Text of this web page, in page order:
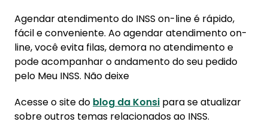
Agendar atendimento do INSS on-line é rápido,
fácil e conveniente. Ao agendar atendimento on-
line, você evita filas, demora no atendimento e
pode acompanhar o andamento do seu pedido
pelo Meu INSS. Não deixe
Acesse o site do blog da Konsi para se atualizar
sobre outros temas relacionados ao INSS.